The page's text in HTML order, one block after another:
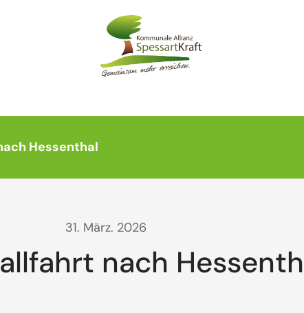
Hessenthal
31. März. 2026
nach